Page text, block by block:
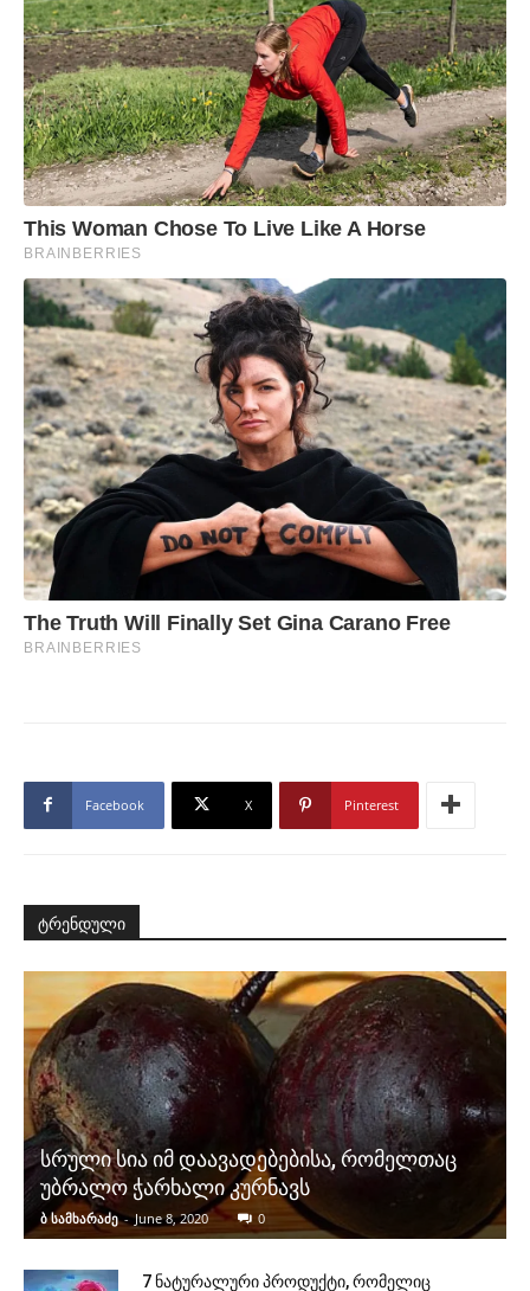
Facebook X Pinterest
ტრენდული
სრული სია იმ დაავადებებისა, რომელთაც
უბრალო ჭარხალი კურნავს
ბ სამხარაძე - June 8, 2020 0
7 ნატურალური პროდუქტი, რომელიც